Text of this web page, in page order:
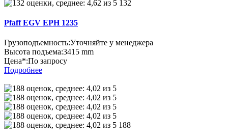
132
Pfaff EGV EPH 1235
Грузоподъемность:Уточняйте у менеджера
Высота подъема:3415 mm
Цена*:По запросу
Подробнее
188